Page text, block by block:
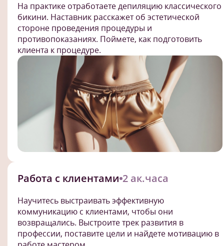
На практике отработаете депиляцию классического
бикини. Наставник расскажет об эстетической
стороне проведения процедуры и
противопоказаниях. Поймете, как подготовить
клиента к процедуре.
Работа с клиентами 2 ак.часа
Научитесь выстраивать эффективную
коммуникацию с клиентами, чтобы они
возвращались. Выстроите трек развития в
профессии, поставите цели и найдете мотивацию в